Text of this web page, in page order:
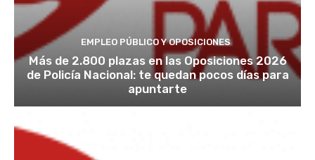
EMPLEO PÚBLICO Y OPOSICIONES
Más de 2.800 plazas en las Oposiciones 2026
de Policía Nacional: te quedan pocos días para
apuntarte